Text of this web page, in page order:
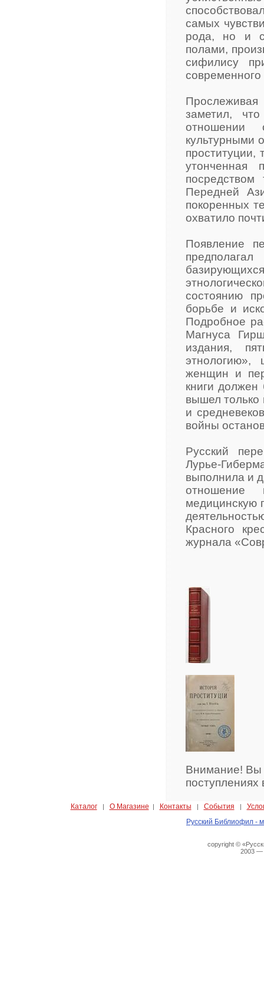
самых
рода, но и
полами,
сифилису
заметил,
отношении
культурными
проституции,
утонченная
Передней
покоренных
охватило
Появление
состоянию
борьбе и
Подробное
Магнуса
издания,
женщин и
книги должен
вышел
и
войны
Русский
Лурье-
выполнила и
отношение
медицинскую
Красного
журнала
Внимание! Вы
Каталог| О Магазине | Контакты | События |
Русский Библиофил -
copyright ©
2003 —